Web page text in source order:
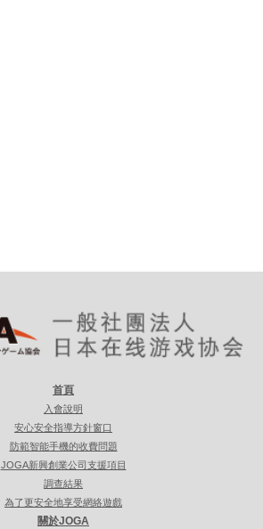
首頁
入會說明
安心安全指導方針窗口
防範智能手機的收費問題
JOGA新興創業公司支援項目
調查結果
為了更安全地享受網絡遊戲
關於JOGA